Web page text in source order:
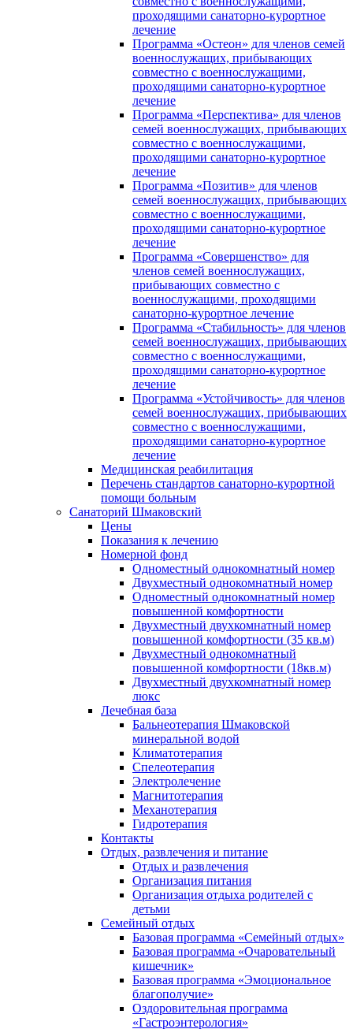
проходящими санаторно-курортное
лечение
Программа «Остеон» для членов семей
военнослужащих, прибывающих
совместно с военнослужащими,
проходящими санаторно-курортное
лечение
Программа «Перспектива» для членов
семей военнослужащих, прибывающих
совместно с военнослужащими,
проходящими санаторно-курортное
лечение
Программа «Позитив» для членов
семей военнослужащих, прибывающих
совместно с военнослужащими,
проходящими санаторно-курортное
лечение
Программа «Совершенство» для
членов семей военнослужащих,
прибывающих совместно с
военнослужащими, проходящими
санаторно-курортное лечение
Программа «Стабильность» для членов
семей военнослужащих, прибывающих
совместно с военнослужащими,
проходящими санаторно-курортное
лечение
Программа «Устойчивость» для членов
семей военнослужащих, прибывающих
совместно с военнослужащими,
проходящими санаторно-курортное
лечение
Медицинская реабилитация
Перечень стандартов санаторно-курортной
помощи больным
Санаторий Шмаковский
Цены
Показания к лечению
Номерной фонд
Одноместный однокомнатный номер
Двухместный однокомнатный номер
Одноместный однокомнатный номер
повышенной комфортности
Двухместный двухкомнатный номер
повышенной комфортности (35 кв.м)
Двухместный однокомнатный
повышенной комфортности (18кв.м)
Двухместный двухкомнатный номер
люкс
Лечебная база
Бальнеотерапия Шмаковской
минеральной водой
Климатотерапия
Спелеотерапия
Электролечение
Магнитотерапия
Механотерапия
Гидротерапия
Контакты
Отдых, развлечения и питание
Отдых и развлечения
Организация питания
Организация отдыха родителей с
детьми
Семейный отдых
Базовая программа «Семейный отдых»
Базовая программа «Очаровательный
кишечник»
Базовая программа «Эмоциональное
благополучие»
Оздоровительная программа
«Гастроэнтерология»